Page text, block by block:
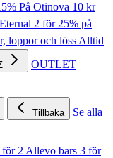
På Otinova 10 kr
2 för 25% på
loppor och lössAlltid
OUTLET
Tillbaka
Se alla
för 2 Allevo bars 3 för